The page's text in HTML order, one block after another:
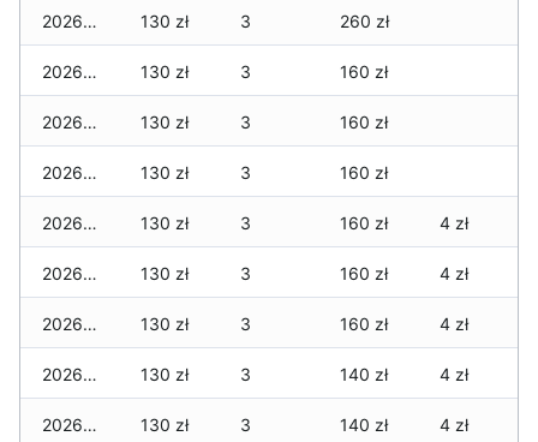
2026-02-18 130 zł 3 260 zł
2026-02-17 130 zł 3 160 zł
2026-02-16 130 zł 3 160 zł
2026-02-15 130 zł 3 160 zł
2026-02-14 130 zł 3 160 zł 4 zł
2026-02-13 130 zł 3 160 zł 4 zł
2026-02-12 130 zł 3 160 zł 4 zł
2026-02-11 130 zł 3 140 zł 4 zł
2026-02-10 130 zł 3 140 zł 4 zł